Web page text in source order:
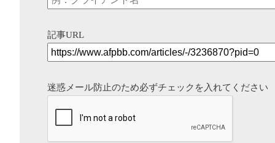
記事URL
迷惑メール防止のため必ずチェックを入れてください